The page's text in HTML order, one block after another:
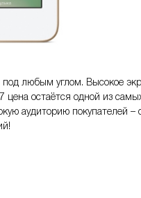
любым углом. Высокое
цена остаётся одной из
аудиторию покупателей –